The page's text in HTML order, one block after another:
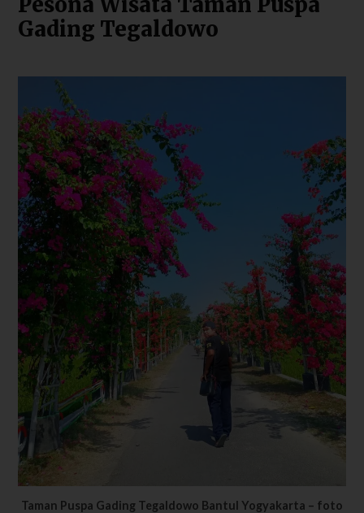
Gading Tegaldowo
Taman Puspa Gading Tegaldowo Bantul Yogyakarta – foto